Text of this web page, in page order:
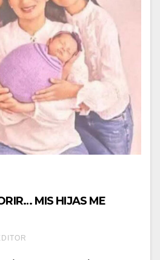
MIS HIJAS ME